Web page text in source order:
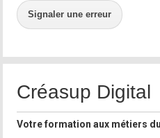
Signaler une erreur
Créasup Digital
Votre formation aux métiers